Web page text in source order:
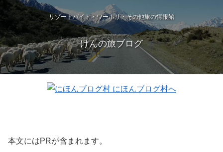
リゾートバイト・ワーホリ・その他旅の情報館
けんの旅ブログ
本文にはPRが含まれます。